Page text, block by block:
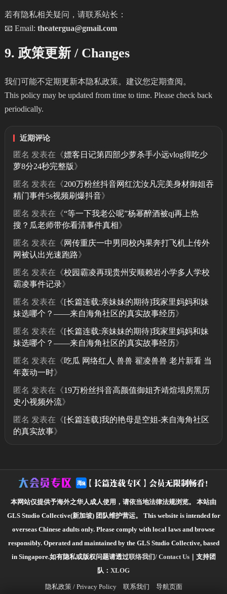
若有隐私相关疑问，请联系站长：
📧 Email: theatergua@gmail.com
9. 政策更新 / Changes
我们可能不定期更新本隐私政策。建议您定期查阅。
This policy may be updated from time to time. Please check back
periodically.
近期评论
匿名 发表在《嫖客日记第四部少萝杀手小远vlog得吃少
萝8分24秒完整版》
匿名 发表在《200万粉丝抖音网红沈汝凡完美身材御姐吞
精门事件5s视频刷爆抖音》
匿名 发表在《“等一下我老公呢”杨幂醉酒被qj再上热
搜？瓜老师带你看清事件真相》
匿名 发表在《网传重庆一中男同校内果奔打飞机上传外
网被认出光速跑路》
匿名 发表在《校园霸凌再现贵州安顺赖岩小学多人学校
霸凌事件记录》
匿名 发表在《[长篇连载:亲妹妹的期待]我家里妈妈和妹
妹选哪个？——来自海角社区的真实故事经历》
匿名 发表在《[长篇连载:亲妹妹的期待]我家里妈妈和妹
妹选哪个？——来自海角社区的真实故事经历》
匿名 发表在《吃瓜 网络红人 兽兽 翟凌兽兽 老片新看 当
年轰动一时》
匿名 发表在《19万粉丝抖音高颜值御姐齐靖煊塌房黑历
史小视频外流》
匿名 发表在《[长篇连载]我的艳母是空姐-来自海角社区
的真实故事》
本网站仅提供予海外之华人成人使用，请依当地法律法规浏览。
本站由
GLS Studio Collective(新加坡) 团队维护营运。
This website is intended for
overseas Chinese adults only. Please comply with local laws and browse
responsibly. Operated and maintained by the GLS Studio Collective, based
in Singapore.如有隐私或版权问题请透过联络我们/ Contact Us｜支持团
队： XLOG
隐私政策 / Privacy Policy 联系我们 导航页面